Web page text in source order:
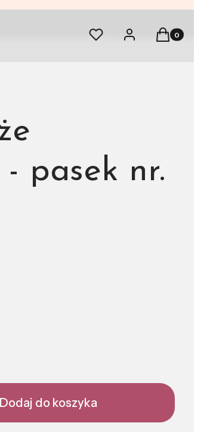
Ulubione Zaloguj sięProdukty w
Koszyk
pasek nr.
Dodaj do koszyka